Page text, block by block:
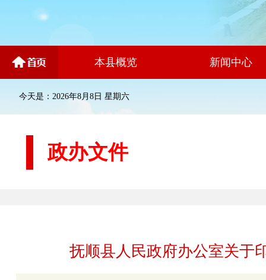
本县概览 新闻中心
今天是：2026年8月8日 星期六
政办文件
抚顺县人民政府办公室关于